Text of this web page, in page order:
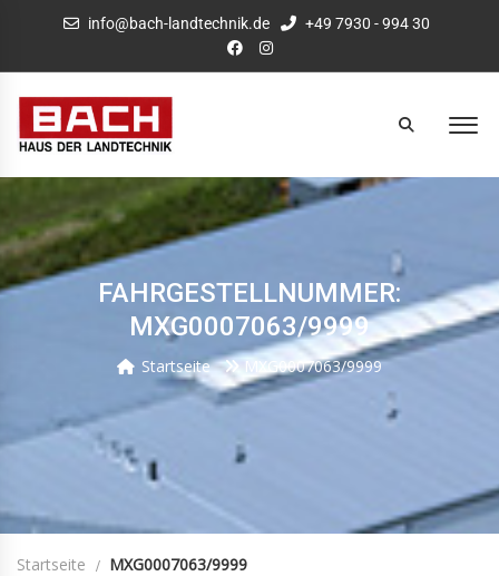
info@bach-landtechnik.de +49 7930 - 994 30
FAHRGESTELLNUMMER:
MXG0007063/9999
Startseite MXG0007063/9999
Startseite MXG0007063/9999